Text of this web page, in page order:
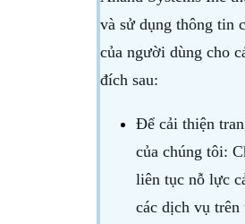
và sử dụng thông tin
của người dùng cho
đích sau:
Để cải thiện
của chúng tôi:
liên tục nỗ lực
các dịch vụ trên